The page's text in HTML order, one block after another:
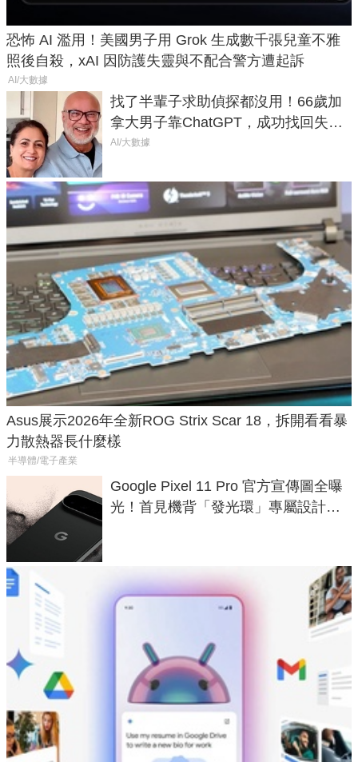
恐怖 AI 濫用！美國男子用 Grok 生成數千張兒童不雅
照後自殺，xAI 因防護失靈與不配合警方遭起訴
AI/大數據
找了半輩子求助偵探都沒用！66歲加
拿大男子靠ChatGPT，成功找回失散
50年家人
AI/大數據
Asus展示2026年全新ROG Strix Scar 18，拆開看看暴
力散熱器長什麼樣
半導體/電子產業
Google Pixel 11 Pro 官方宣傳圖全曝
光！首見機背「發光環」專屬設計、